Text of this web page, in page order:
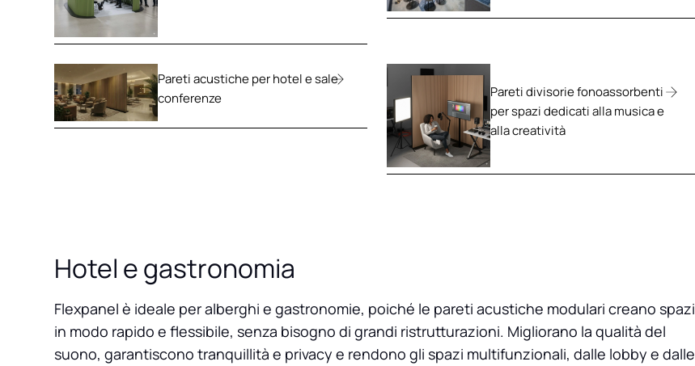
Pareti acustiche per hotel e sale
conferenze
Pareti divisorie fonoassorbenti
per spazi dedicati alla musica e
alla creatività
Hotel e gastronomia
Flexpanel è ideale per alberghi e gastronomie, poiché le pareti acustiche modulari creano spazi
in modo rapido e flessibile, senza bisogno di grandi ristrutturazioni. Migliorano la qualità del
suono, garantiscono tranquillità e privacy e rendono gli spazi multifunzionali, dalle lobby e dalle